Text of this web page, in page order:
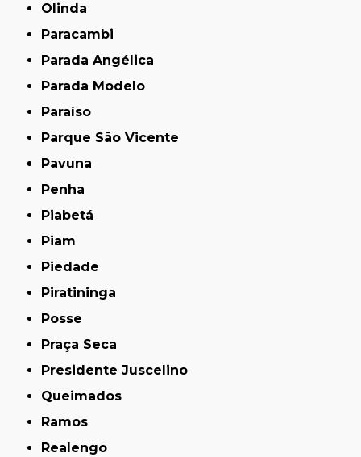
Olinda
Paracambi
Parada Angélica
Parada Modelo
Paraíso
Parque São Vicente
Pavuna
Penha
Piabetá
Piam
Piedade
Piratininga
Posse
Praça Seca
Presidente Juscelino
Queimados
Ramos
Realengo